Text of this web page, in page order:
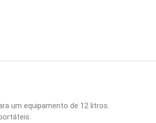
um equipamento de 12 litros.